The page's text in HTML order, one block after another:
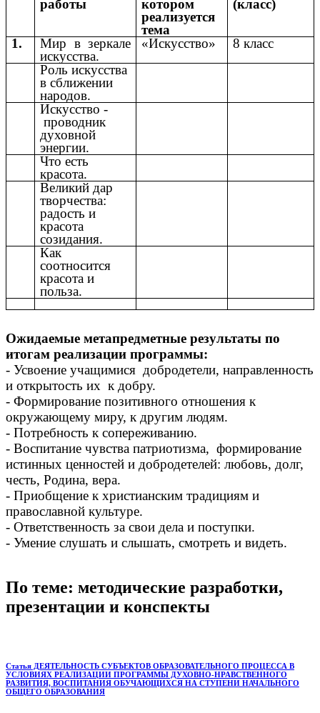
работы
котором
реализуется
тема
(класс)
1.
Мир в зеркале
искусства.
«Искусство»
8 класс
Роль искусства
в сближении
народов.
Искусство -
проводник
духовной
энергии.
Что есть
красота.
Великий дар
творчества:
радость и
красота
созидания.
Как
соотносится
красота и
польза.
Ожидаемые метапредметные результаты по
итогам реализации программы:
- Усвоение учащимися добродетели, направленность
и открытость их к добру.
- Формирование позитивного отношения к
окружающему миру, к другим людям.
- Потребность к сопереживанию.
- Воспитание чувства патриотизма, формирование
истинных ценностей и добродетелей: любовь, долг,
честь, Родина, вера.
- Приобщение к христианским традициям и
православной культуре.
- Ответственность за свои дела и поступки.
- Умение слушать и слышать, смотреть и видеть.
По теме: методические разработки,
презентации и конспекты
Статья ДЕЯТЕЛЬНОСТЬ СУБЪЕКТОВ ОБРАЗОВАТЕЛЬНОГО ПРОЦЕССА В
УСЛОВИЯХ РЕАЛИЗАЦИИ ПРОГРАММЫ ДУХОВНО-НРАВСТВЕННОГО
РАЗВИТИЯ, ВОСПИТАНИЯ ОБУЧАЮЩИХСЯ НА СТУПЕНИ НАЧАЛЬНОГО
ОБЩЕГО ОБРАЗОВАНИЯ